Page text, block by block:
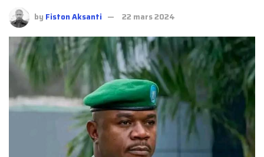
by Fiston Aksanti 22 mars 2024